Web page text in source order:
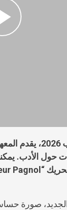
“
“
Pagnol
صورة